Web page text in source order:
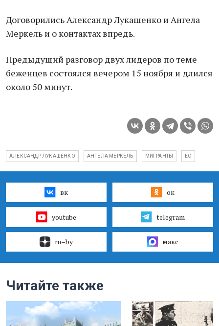
Договорились Александр Лукашенко и Ангела
Меркель и о контактах впредь.
Предыдущий разговор двух лидеров по теме
беженцев состоялся вечером 15 ноября и длился
около 50 минут.
АЛЕКСАНДР ЛУКАШЕНКО АНГЕЛА МЕРКЕЛЬ МИГРАНТЫ ЕС
вк ок
youtube telegram
ru–by макс
Читайте также